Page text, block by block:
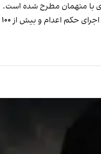
با متهمان مطرح شده است.